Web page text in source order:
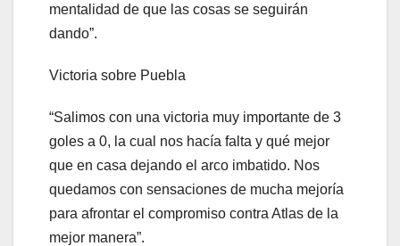
mentalidad de que las cosas se seguirán
dando”.
Victoria sobre Puebla
“Salimos con una victoria muy importante de 3
goles a 0, la cual nos hacía falta y qué mejor
que en casa dejando el arco imbatido. Nos
quedamos con sensaciones de mucha mejoría
para afrontar el compromiso contra Atlas de la
mejor manera”.